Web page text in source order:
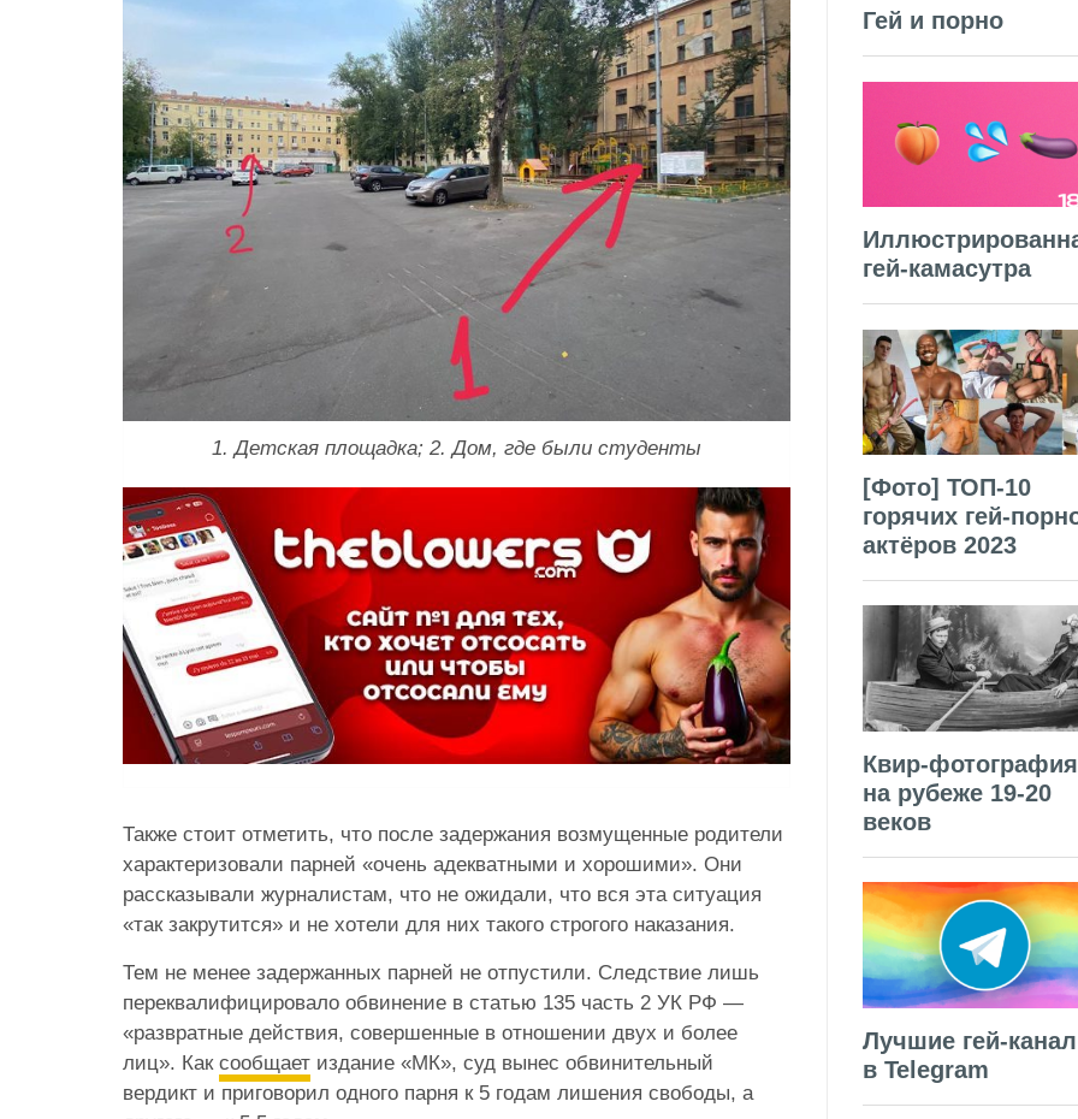
1. Детская площадка; 2. Дом, где были студенты
Также стоит отметить, что после задержания возмущенные родители
характеризовали парней «очень адекватными и хорошими». Они
рассказывали журналистам, что не ожидали, что вся эта ситуация
«так закрутится» и не хотели для них такого строгого наказания.
Тем не менее задержанных парней не отпустили. Следствие лишь
переквалифицировало обвинение в статью 135 часть 2 УК РФ —
«развратные действия, совершенные в отношении двух и более
лиц». Как сообщает издание «МК», суд вынес обвинительный
вердикт и приговорил одного парня к 5 годам лишения свободы, а
Гей и порно
гей-камасутра
[Фото] ТОП-10
горячих гей-
актёров 2023
Квир-фотография
на рубеже 19-20
веков
Лучшие гей-
в Telegram